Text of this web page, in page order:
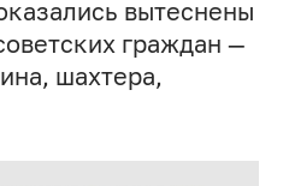
вытеснены
граждан —
шахтера,